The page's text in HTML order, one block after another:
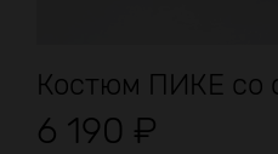
6 190 ₽